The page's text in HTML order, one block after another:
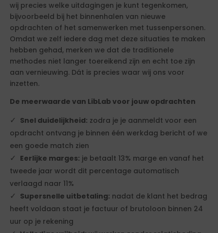
wij precies welke uitdagingen je kunt tegenkomen,
bijvoorbeeld bij het binnenhalen van nieuwe
opdrachten of het samenwerken met tussenpersonen.
Omdat we zelf iedere dag met deze situaties te maken
hebben gehad, merken we dat de traditionele
methodes niet langer toereikend zijn en echt toe zijn
aan vernieuwing. Dát is precies waar wij ons voor
inzetten.
De meerwaarde van LibLab voor jouw opdrachten
Snel duidelijkheid: zodra je je aanmeldt voor een
opdracht ontvang je binnen één werkdag bericht of we
een goede match zien
Eerlijke marges: je betaalt 13% marge en vanaf het
tweede jaar wordt dit percentage automatisch
verlaagd naar 11%
Supersnelle uitbetaling: nadat de klant het bedrag
heeft voldaan staat je factuur of brutoloon binnen 24
uur op je rekening